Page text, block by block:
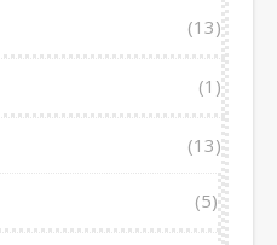
(13)
(1)
(13)
(5)